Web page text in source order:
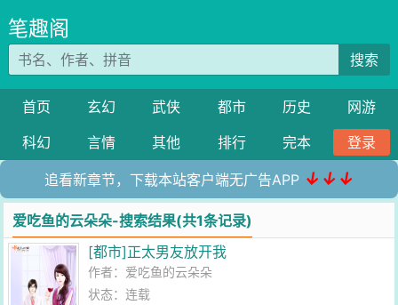
笔趣阁
搜索
首页 玄幻 武侠 都市 历史
网游
科幻
言情 其他 排行 完本 登录
追看新章节，下载本站客户端无广告APP ↓↓↓
爱吃鱼的云朵朵-搜索结果(共1条记录)
[都市]正太男友放开我
作者： 爱吃鱼的云朵朵
状态：连载